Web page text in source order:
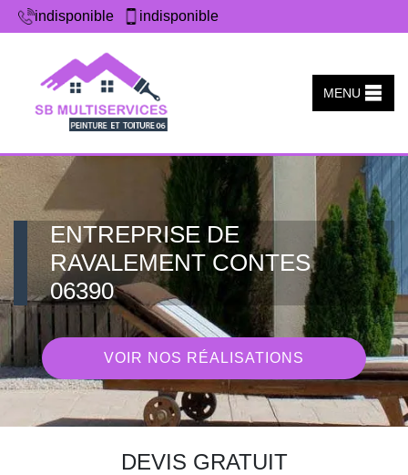
indisponible indisponible
MENU
ENTREPRISE DE
RAVALEMENT CONTES
06390
VOIR NOS RÉALISATIONS
DEVIS GRATUIT